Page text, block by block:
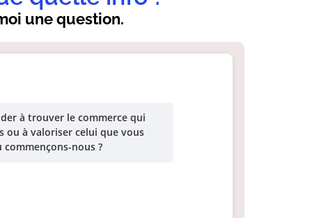
à trouver le commerce qui
ou à valoriser celui que vous
nous ?
une question.